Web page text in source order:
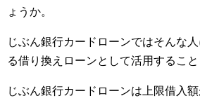
ょうか。
じぶん銀行カードローンではそんな
る借り換えローンとして活用すること
じぶん銀行カードローンは上限借入